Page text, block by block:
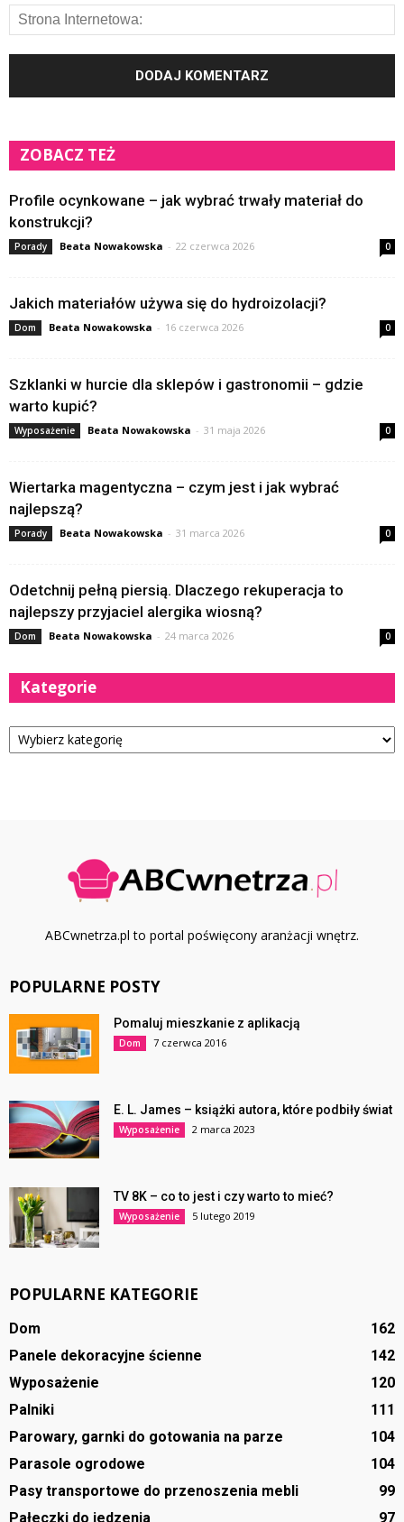
ZOBACZ TEŻ
Profile ocynkowane – jak wybrać trwały materiał do
konstrukcji?
Porady Beata Nowakowska - 22 czerwca 2026 0
Jakich materiałów używa się do hydroizolacji?
Dom Beata Nowakowska - 16 czerwca 2026 0
Szklanki w hurcie dla sklepów i gastronomii – gdzie
warto kupić?
Wyposażenie Beata Nowakowska - 31 maja 2026 0
Wiertarka magentyczna – czym jest i jak wybrać
najlepszą?
Porady Beata Nowakowska - 31 marca 2026 0
Odetchnij pełną piersią. Dlaczego rekuperacja to
najlepszy przyjaciel alergika wiosną?
Dom Beata Nowakowska - 24 marca 2026 0
Kategorie
Kategorie
ABCwnetrza.pl to portal poświęcony aranżacji wnętrz.
POPULARNE POSTY
Pomaluj mieszkanie z aplikacją
Dom 7 czerwca 2016
E. L. James – książki autora, które podbiły świat
Wyposażenie 2 marca 2023
TV 8K – co to jest i czy warto to mieć?
Wyposażenie 5 lutego 2019
POPULARNE KATEGORIE
Dom
162
Panele dekoracyjne ścienne
142
Wyposażenie
120
Palniki
111
Parowary, garnki do gotowania na parze
104
Parasole ogrodowe
104
Pasy transportowe do przenoszenia mebli
99
Pałeczki do jedzenia
97